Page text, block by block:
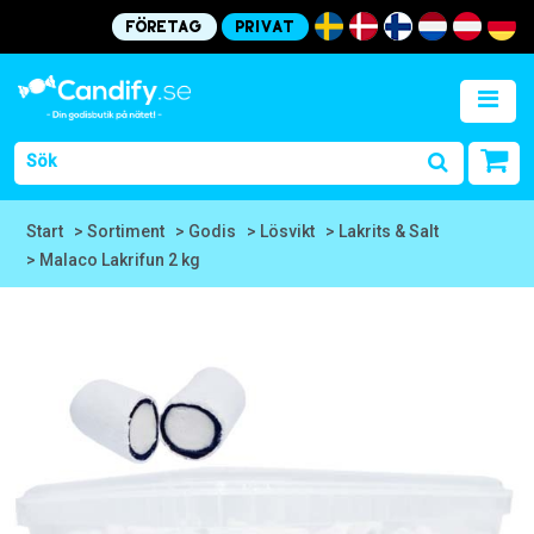
Företag Privat
Start > Sortiment > Godis > Lösvikt
> Lakrits & Salt
> Malaco Lakrifun 2 kg